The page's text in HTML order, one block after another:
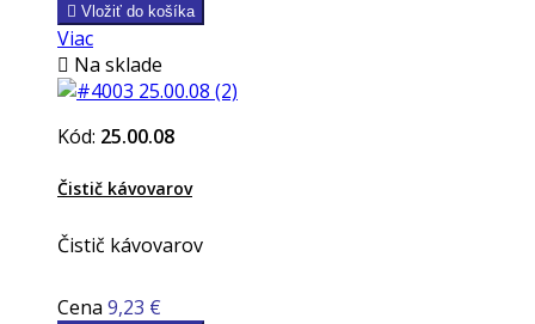
 Vložiť do košíka
Viac
 Na sklade
Kód: 25.00.08
Čistič kávovarov
Čistič kávovarov
Cena 9,23 €